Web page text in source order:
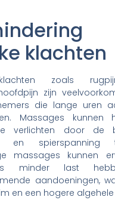
klachten
zoals
zijn
die lange uren
Massages kunnen
verlichten door de
en spierspanning
massages kunnen
minder last
aandoeningen,
en een hogere